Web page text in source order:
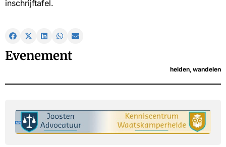
inschrijftafel.
Evenement
helden, wandelen